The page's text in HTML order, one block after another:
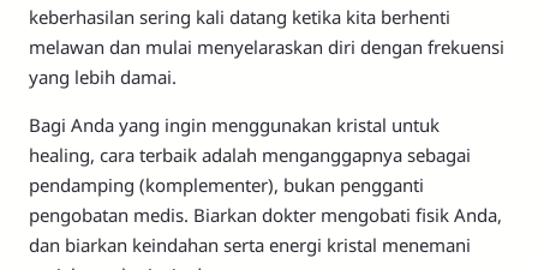
keberhasilan sering kali datang ketika kita berhenti
melawan dan mulai menyelaraskan diri dengan frekuensi
yang lebih damai.
Bagi Anda yang ingin menggunakan kristal untuk
healing, cara terbaik adalah menganggapnya sebagai
pendamping (komplementer), bukan pengganti
pengobatan medis. Biarkan dokter mengobati fisik Anda,
dan biarkan keindahan serta energi kristal menemani